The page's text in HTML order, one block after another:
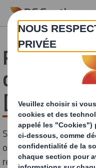
Skip to main content
Recyclage
comment
[Guide
Selon l’ADEME(1), en
ont produit 72 millions
représente 21 % de